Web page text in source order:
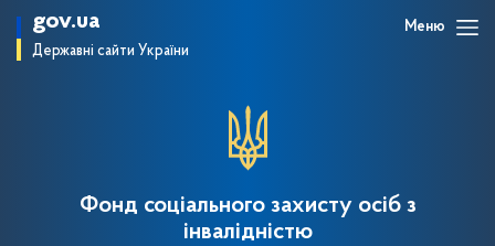
gov.ua
Державні сайти України
Меню
Фонд соціального захисту осіб з
інвалідністю